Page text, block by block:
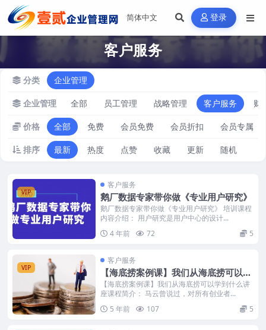
登录
客户服务
分类 企业管理
企业管理 全部 员工管理 战略管理 客户服务 财
价格 全部 免费 会员免费 会员折扣 会员专属
排序 最新 热度 点赞 收藏 更新 随机
VIP
客户服务
鹅厂数据专家带你做《专业用户研究》
鹅厂数据专家带你做《专业用户研究》 培训课程
内容介绍： 用户研究是用户中心的设计...
4 年前
72 5
VIP
客户服务
【海底捞案例课】我们从海底捞可以学
到什么
【海底捞案例课】我们从海底捞可以学到什么讲
座课程简介： 马云曾说过，对所有创业者...
5 年前
107 5